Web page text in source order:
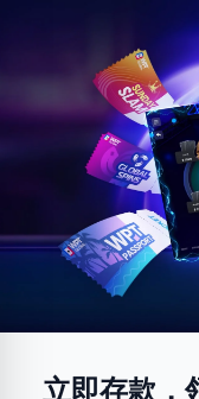
立即存款，